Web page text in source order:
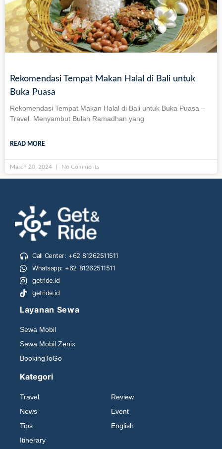
Rekomendasi Tempat Makan Halal di Bali untuk
Buka Puasa
Rekomendasi Tempat Makan Halal di Bali untuk Buka Puasa –
Travel. Menyambut Bulan Ramadhan yang
READ MORE
March 20, 2024 No Comments
Call Center: +62 81262511511
Whatsapp: +62 81262511511
getride.id
getride.id
Layanan Sewa
Sewa Mobil
Sewa Mobil Zenix
BookingToGo
Kategori
Travel
News
Tips
Itinerary
Review
Event
English